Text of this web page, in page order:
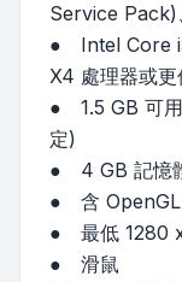
Service
● Intel Core
X4 處理器或更
● 1.5 GB 可用
定)
● 4 GB 記憶
● 含 OpenGL
● 最低 1280
● 滑鼠